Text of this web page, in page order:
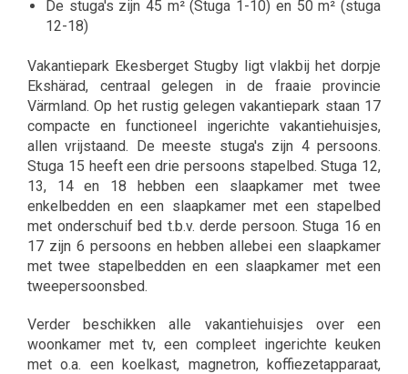
De stuga's zijn 45 m² (Stuga 1-10) en 50 m² (stuga
12-18)
Vakantiepark Ekesberget Stugby ligt vlakbij het dorpje
Ekshärad, centraal gelegen in de fraaie provincie
Värmland. Op het rustig gelegen vakantiepark staan 17
compacte en functioneel ingerichte vakantiehuisjes,
allen vrijstaand. De meeste stuga's zijn 4 persoons.
Stuga 15 heeft een drie persoons stapelbed. Stuga 12,
13, 14 en 18 hebben een slaapkamer met twee
enkelbedden en een slaapkamer met een stapelbed
met onderschuif bed t.b.v. derde persoon. Stuga 16 en
17 zijn 6 persoons en hebben allebei een slaapkamer
met twee stapelbedden en een slaapkamer met een
tweepersoonsbed.
Verder beschikken alle vakantiehuisjes over een
woonkamer met tv, een compleet ingerichte keuken
met o.a. een koelkast, magnetron, koffiezetapparaat,